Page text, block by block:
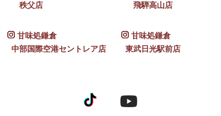
秩父店
飛騨高山店
甘味処鎌倉
中部国際空港セントレア店
甘味処鎌倉
東武日光駅前店